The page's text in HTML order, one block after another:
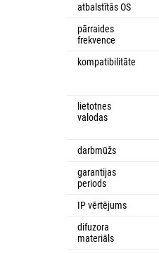
atbalstītās OS
pārraides
frekvence
kompatibilitāte
lietotnes
valodas
darbmūžs
garantijas
periods
IP vērtējums
difuzora
materiāls